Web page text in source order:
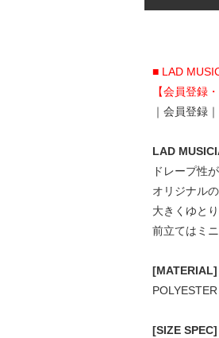
■ LAD
【会員登録
｜ 会員登録｜
LAD
ドレープ性
オリジナル
大きくゆと
前立てはミ
[MATERIAL]
[SIZE SPEC]